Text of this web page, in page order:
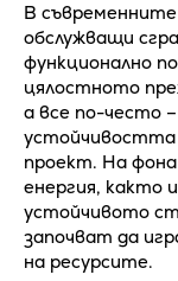
В
обслужващи
функционално
цялостното
а все по-често
устойчивостта
проект. На
енергия, както
устойчивото
започват да
на ресурсите.